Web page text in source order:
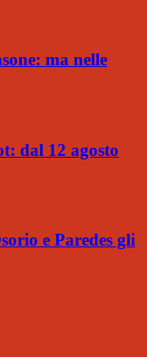
ma nelle
dal 12 agosto
e Paredes gli